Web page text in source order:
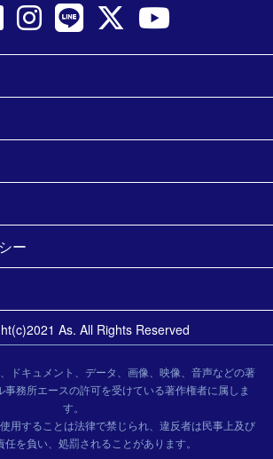
ー
As. All Rights Reserved
ドキュメント、データ、画像、映像、音声などの著
務所エースの許可を受けている著作権者に属しま
す。
用することは法律で禁じられ、違反者は民事上及び
任を負い、処罰されることがあります。